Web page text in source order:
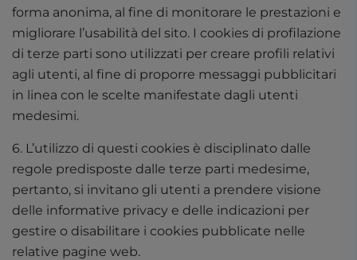
forma anonima, al fine di monitorare le prestazioni e
migliorare l’usabilità del sito. I cookies di profilazione
di terze parti sono utilizzati per creare profili relativi
agli utenti, al fine di proporre messaggi pubblicitari
in linea con le scelte manifestate dagli utenti
medesimi.
6. L’utilizzo di questi cookies è disciplinato dalle
regole predisposte dalle terze parti medesime,
pertanto, si invitano gli utenti a prendere visione
delle informative privacy e delle indicazioni per
gestire o disabilitare i cookies pubblicate nelle
relative pagine web.